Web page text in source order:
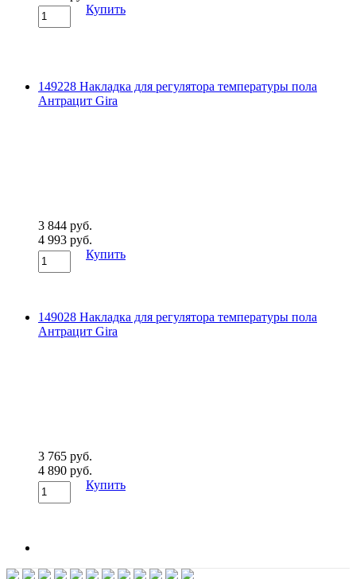
Купить
149228 Накладка для регулятора температуры пола
Антрацит Gira
3 844 руб.
4 993 руб.
Купить
149028 Накладка для регулятора температуры пола
Антрацит Gira
3 765 руб.
4 890 руб.
Купить